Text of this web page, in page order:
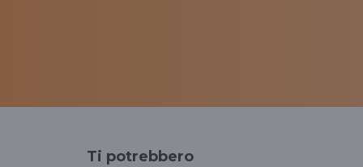
Ti potrebbero